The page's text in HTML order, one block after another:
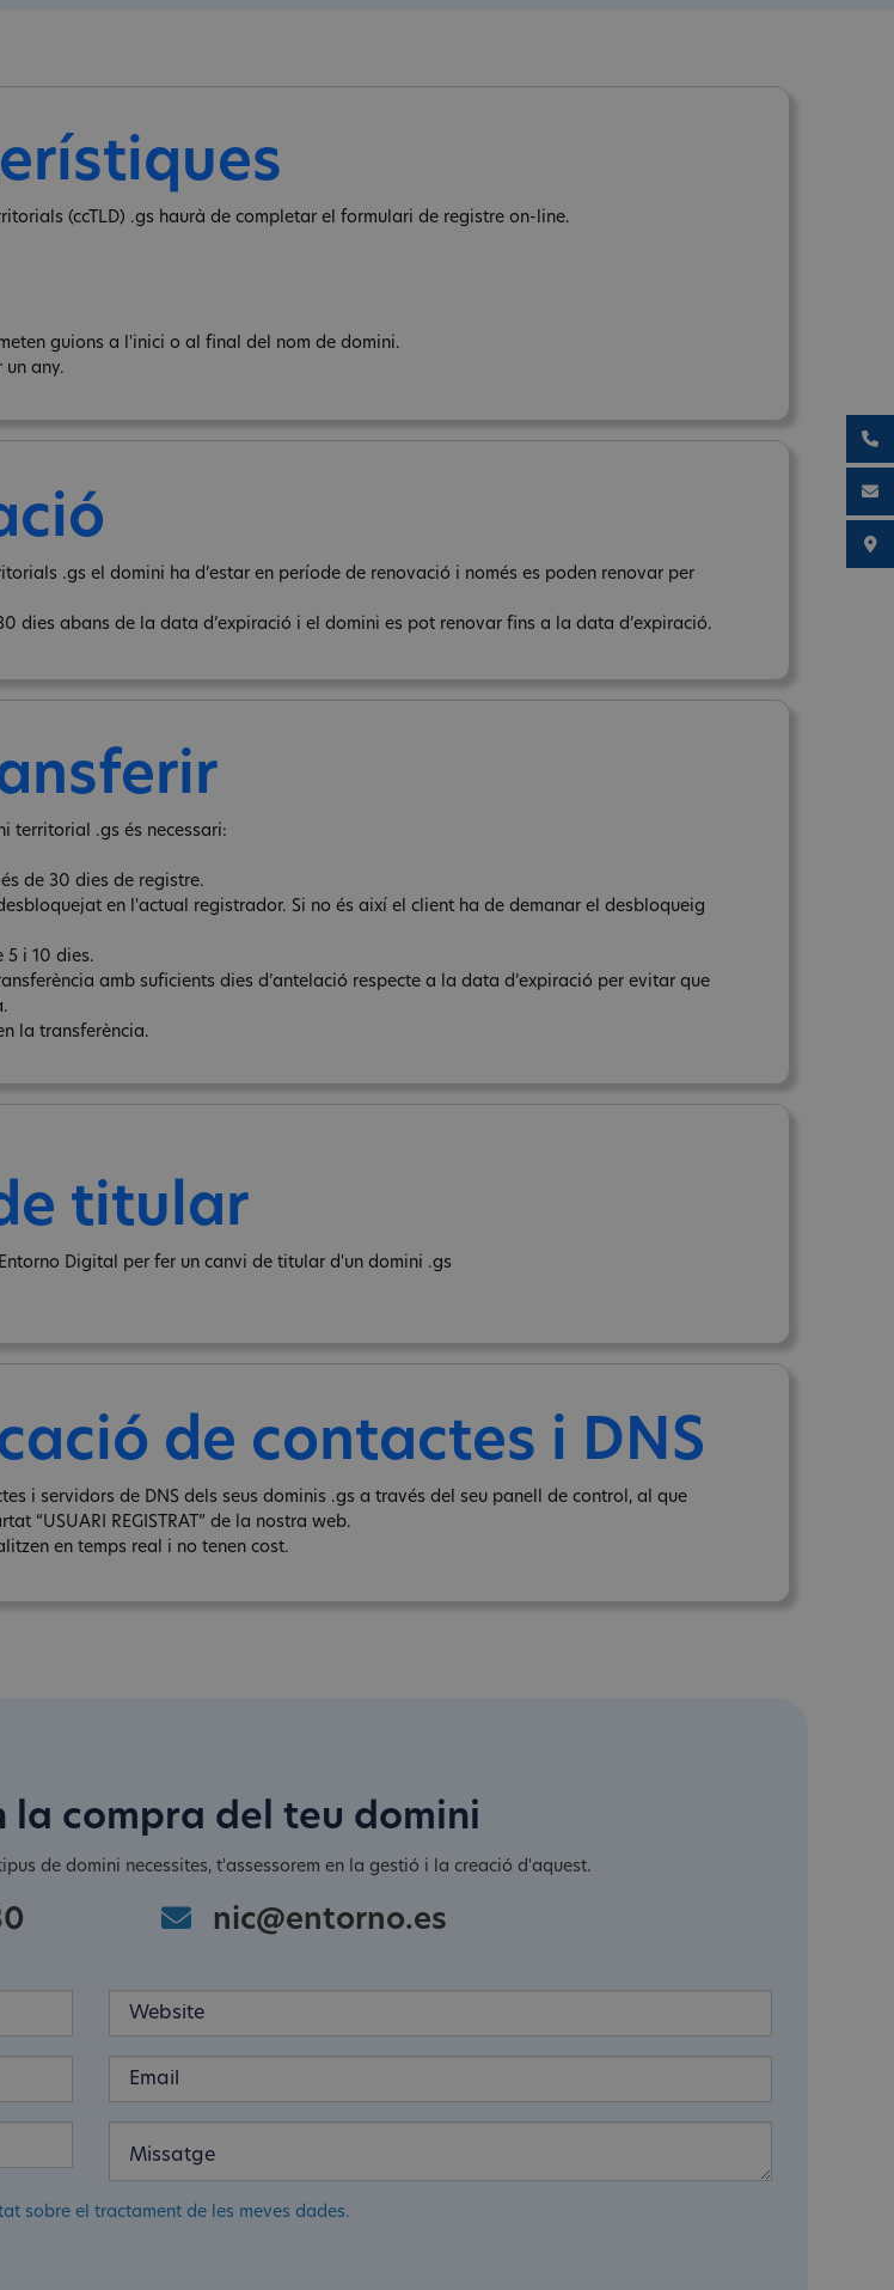
(ccTLD) .gs haurà de completar el formulari de registre on-line.
guions a l'inici o al final del nom de domini.
un any.
.gs el domini ha d’estar en període de renovació i només es poden renovar per
dies abans de la data d’expiració i el domini es pot renovar fins a la data d’expiració.
territorial .gs és necessari:
de 30 dies de registre.
en l'actual registrador. Si no és així el client ha de demanar el desbloqueig
5 i 10 dies.
amb suficients dies d’antelació respecte a la data d’expiració per evitar que
la transferència.
titular
Digital per fer un canvi de titular d'un domini .gs
de contactes i DNS
i servidors de DNS dels seus dominis .gs a través del seu panell de control, al que
“USUARI REGISTRAT” de la nostra web.
en temps real i no tenen cost.
la compra del teu domini
de domini necessites, t'assessorem en la gestió i la creació d'aquest.
nic@entorno.es
sobre el tractament de les meves dades.